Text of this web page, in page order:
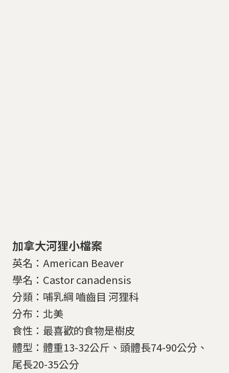
加拿大河狸小檔案
英名：American Beaver
學名：Castor canadensis
分類：哺乳綱 嚙齒目 河狸科
分布：北美
食性：最喜歡的食物是樹皮
體型：體重13-32公斤、頭體長74-90公分、
尾長20-35公分